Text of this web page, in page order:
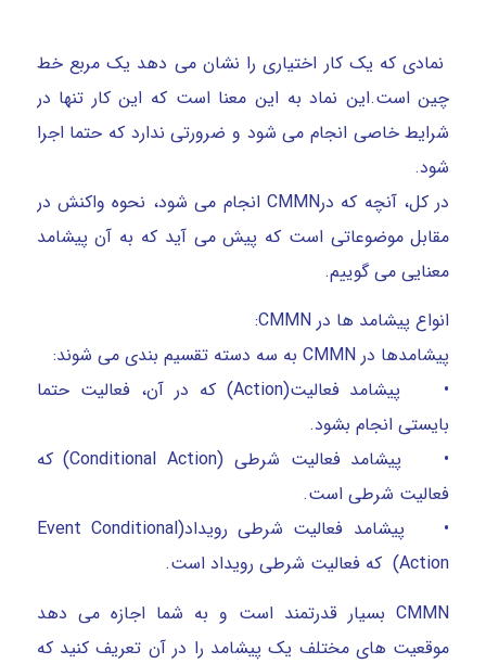
نمادی که یک کار اختیاری را نشان می دهد یک مربع خط
چین است.این نماد به این معنا است که این کار تنها در
شرایط خاصی انجام می شود و ضرورتی ندارد که حتما اجرا
شود.
در کل، آنچه که درCMMN انجام می شود، نحوه واکنش در
مقابل موضوعاتی است که پیش می آید که به آن پیشامد
معنایی می گوییم.
انواع پیشامد ها در CMMN:
پیشامدها در CMMN به سه دسته تقسیم بندی می شوند:
• پیشامد فعالیت(Action) که در آن، فعالیت حتما
بایستی انجام بشود.
• پیشامد فعالیت شرطی (Conditional Action) که
فعالیت شرطی است.
• پیشامد فعالیت شرطی رویداد(Event Conditional
Action) که فعالیت شرطی رویداد است.
CMMN بسیار قدرتمند است و به شما اجازه می دهد
موقعیت های مختلف یک پیشامد را در آن تعریف کنید که